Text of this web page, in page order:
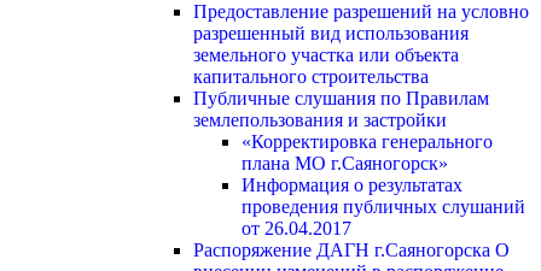
Предоставление разрешений на условно
разрешенный вид использования
земельного участка или объекта
капитального строительства
Публичные слушания по Правилам
землепользования и застройки
«Корректировка генерального
плана МО г.Саяногорск»
Информация о результатах
проведения публичных слушаний
от 26.04.2017
Распоряжение ДАГН г.Саяногорска О